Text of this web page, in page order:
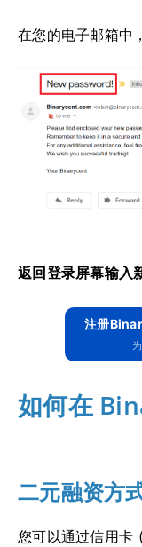
在您的电子邮箱中
返回登录屏幕输入
注册
如何在
二元融资方
您可以通过信用卡